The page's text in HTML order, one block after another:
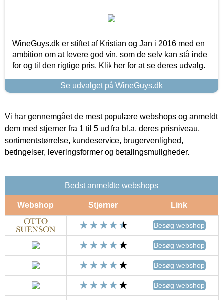
WineGuys.dk er stiftet af Kristian og Jan i 2016 med en
ambition om at levere god vin, som de selv kan stå inde
for og til den rigtige pris. Klik her for at se deres udvalg.
Se udvalget på WineGuys.dk
Vi har gennemgået de mest populære webshops og anmeldt
dem med stjerner fra 1 til 5 ud fra bl.a. deres prisniveau,
sortimentstørrelse, kundeservice, brugervenlighed,
betingelser, leveringsformer og betalingsmuligheder.
Bedst anmeldte webshops
Webshop Stjerner Link
Besøg webshop
Besøg webshop
Besøg webshop
Besøg webshop